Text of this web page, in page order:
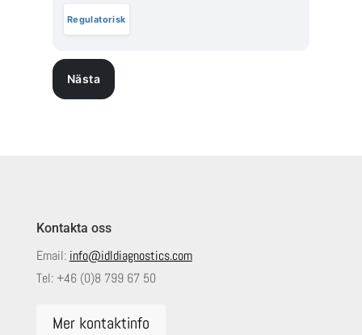
Regulatorisk
Nästa
Kontakta oss
Email: info@idldiagnostics.com
Tel:+46 (0)8 799 67 50
Mer kontaktinfo